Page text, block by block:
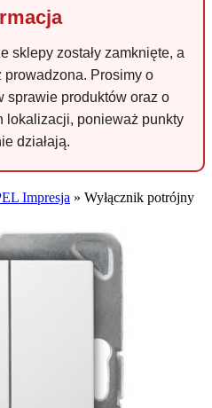
sklepy zostały zamknięte, a
Prosimy o
sprawie produktów oraz o
lokalizacji, ponieważ punkty
działają.
Impresja » Wyłącznik potrójny